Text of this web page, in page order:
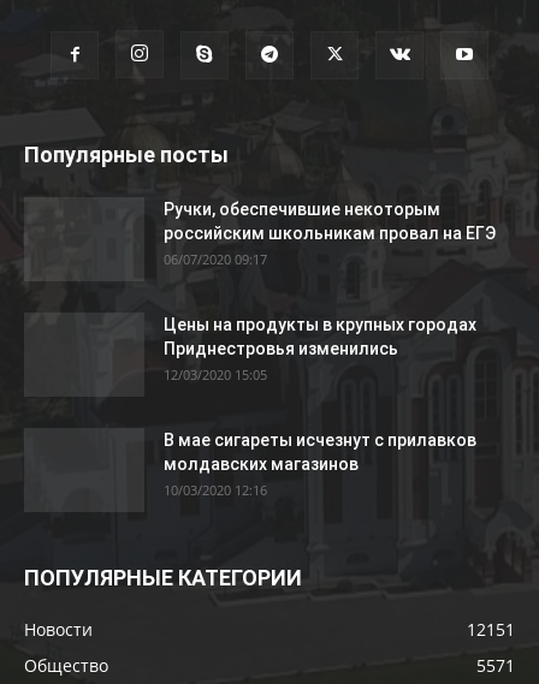
Популярные посты
Ручки, обеспечившие некоторым
российским школьникам провал на ЕГЭ
06/07/2020 09:17
Цены на продукты в крупных городах
Приднестровья изменились
12/03/2020 15:05
В мае сигареты исчезнут с прилавков
молдавских магазинов
10/03/2020 12:16
ПОПУЛЯРНЫЕ КАТЕГОРИИ
Новости
12151
Общество
5571